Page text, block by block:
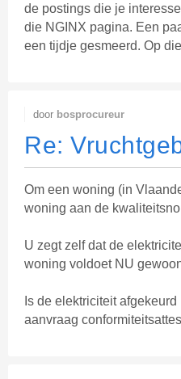
de postings die je
die NGINX pagina. Een
een tijdje gesmeerd. Op
door bosprocureur
Re:
Om een woning (in
woning aan de
U zegt zelf dat de
woning voldoet NU
Is de elektriciteit
aanvraag